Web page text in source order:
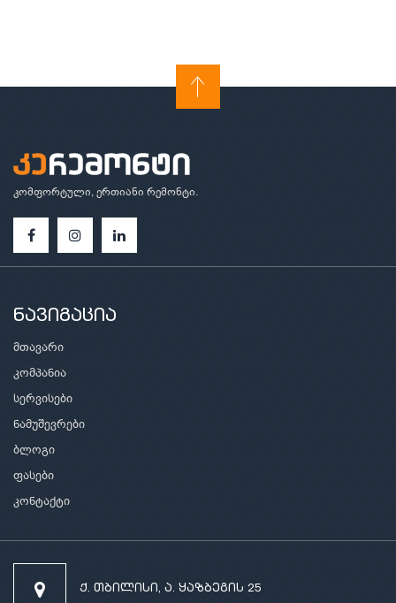
კომფორტული, ერთიანი რემონტი.
ნავიგაცია
მთავარი
კომპანია
სერვისები
ნამუშევრები
ბლოგი
ფასები
კონტაქტი
ქ. თბილისი, ა. ყაზბეგის 25